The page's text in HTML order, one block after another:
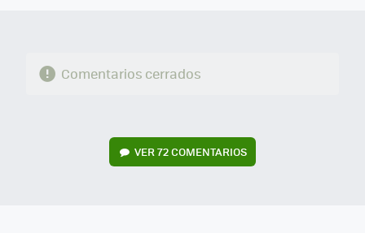
Comentarios cerrados
VER72 COMENTARIOS